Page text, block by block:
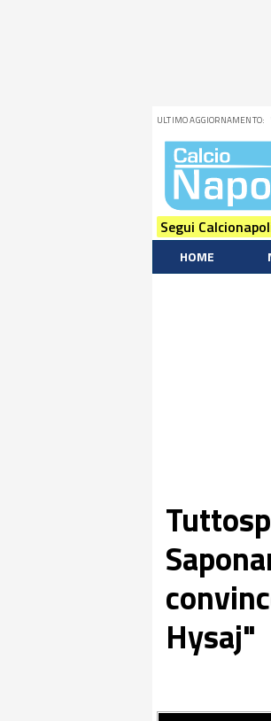
ULTIMO AGGIORNAMENTO:
Segui
HOME
Hysaj"